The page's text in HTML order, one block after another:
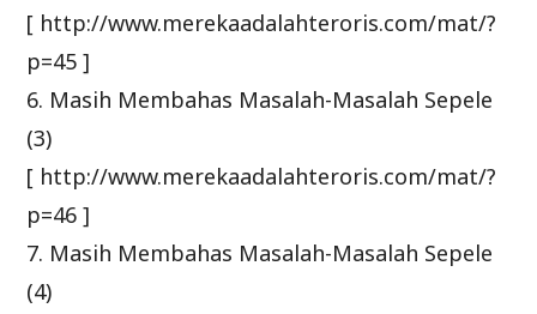
[ http://www.merekaadalahteroris.com/mat/?
p=45 ]
6. Masih Membahas Masalah-Masalah Sepele
(3)
[ http://www.merekaadalahteroris.com/mat/?
p=46 ]
7. Masih Membahas Masalah-Masalah Sepele
(4)